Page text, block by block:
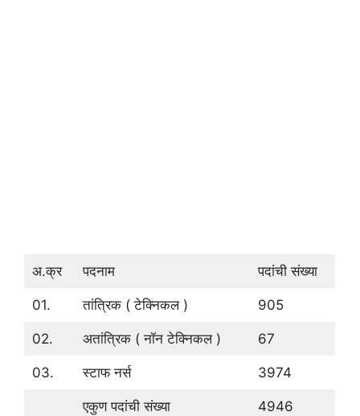
अ.क्र पदनाम पदांची संख्‍या
01. तांत्रिक ( टेक्निकल ) 905
02. अतांत्रिक ( नॉन टेक्निकल ) 67
03. स्टाफ नर्स 3974
एकुण पदांची संख्या 4946